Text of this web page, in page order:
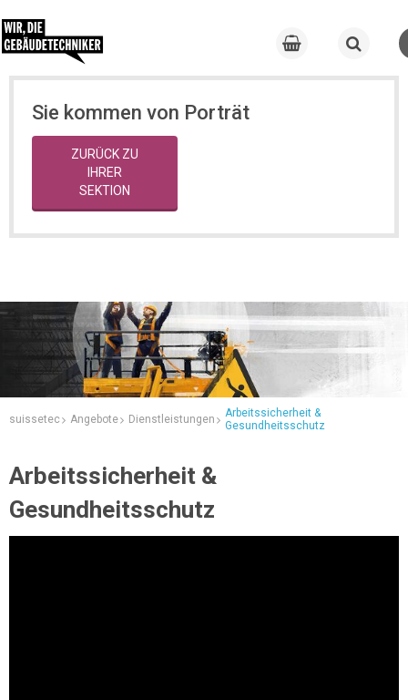
Sie kommen von Porträt
ZURÜCK ZU
IHRER
SEKTION
suissetec Angebote Dienstleistungen
Arbeitssicherheit &
Gesundheitsschutz
Arbeitssicherheit &
Gesundheitsschutz